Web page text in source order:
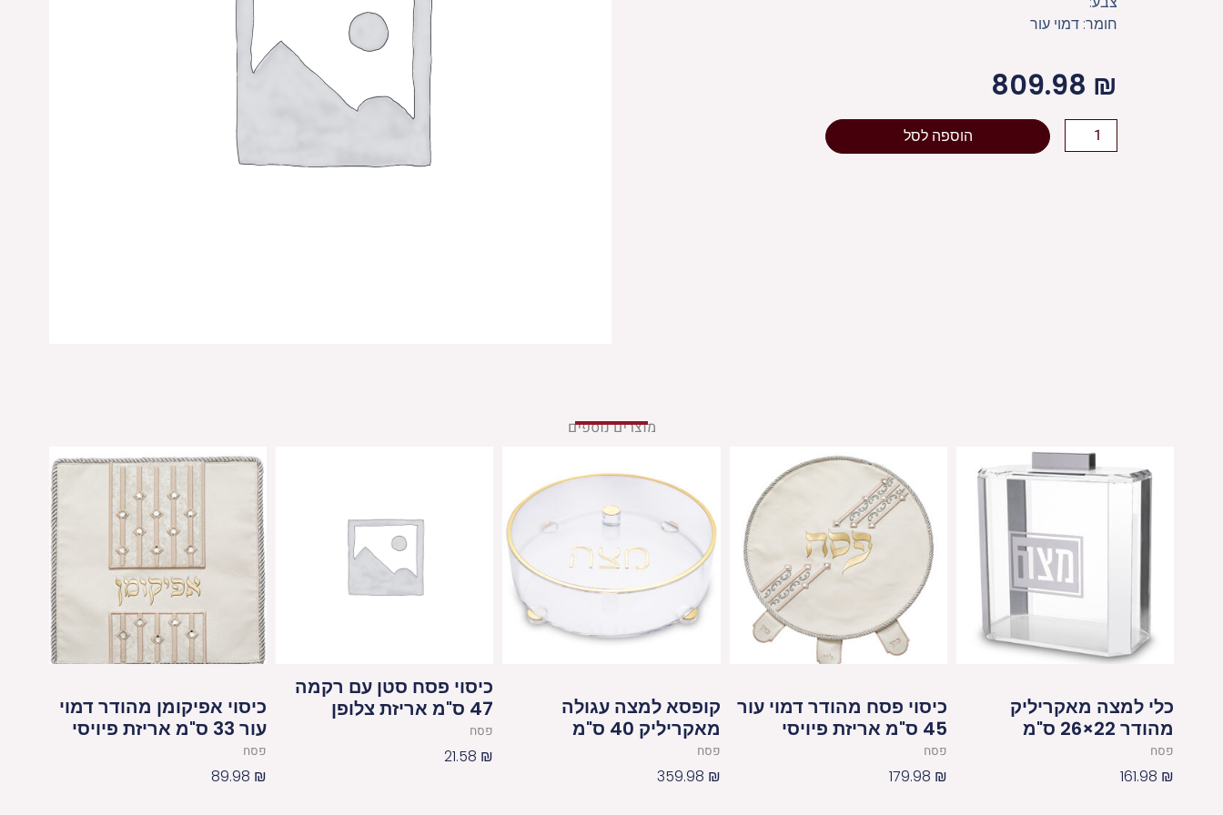
חומר: דמוי עור
809.98 ₪
כמות
של
הוספה לסל
מוצרים נוספים
כלי למצה מאקריליק
מהודר 22×26 ס"מ
פסח
161.98 ₪
כיסוי פסח מהודר דמוי עור
45 ס"מ אריזת פיויסי
פסח
179.98 ₪
קופסא למצה עגולה
מאקריליק 40 ס"מ
פסח
359.98 ₪
כיסוי פסח סטן עם רקמה
47 ס"מ אריזת צלופן
פסח
21.58 ₪
כיסוי אפיקומן מהודר דמוי
עור 33 ס"מ אריזת פיויסי
פסח
89.98 ₪